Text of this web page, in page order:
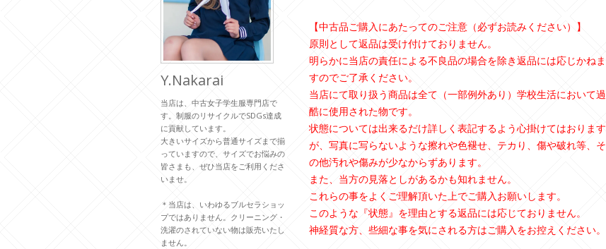
【中古品ご購入にあたってのご注意（必ずお読みください）】
原則として返品は受け付けておりません。
明らかに当店の責任による不良品の場合を除き返品には応じかねま
すのでご了承ください。
当店にて取り扱う商品は全て（一部例外あり）学校生活において過
酷に使用された物です。
状態については出来るだけ詳しく表記するよう心掛けてはおります
が、写真に写らないような擦れや色褪せ、テカり、傷や破れ等、そ
の他汚れや傷みが少なからずあります。
また、当方の見落としがあるかも知れません。
これらの事をよくご理解頂いた上でご購入お願いします。
このような『状態』を理由とする返品には応じておりません。
神経質な方、些細な事を気にされる方はご購入をお控えください。
Y.Nakarai
当店は、中古女子学生服専門店で
す。制服のリサイクルでSDGs達成
に貢献しています。
大きいサイズから普通サイズまで揃
っていますので、サイズでお悩みの
皆さまも、ぜひ当店をご利用くださ
いませ。
＊当店は、いわゆるブルセラショッ
プではありません。クリーニング・
洗濯のされていない物は販売いたし
ません。